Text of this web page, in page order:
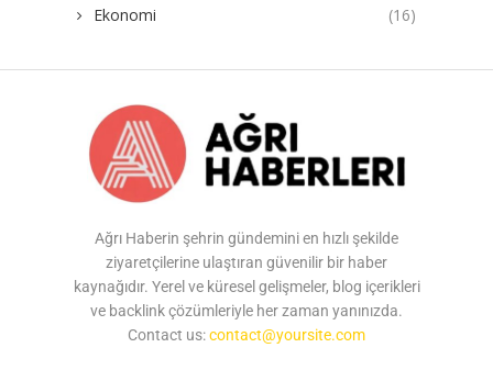
Ekonomi
(16)
Ağrı Haberin şehrin gündemini en hızlı şekilde
ziyaretçilerine ulaştıran güvenilir bir haber
kaynağıdır. Yerel ve küresel gelişmeler, blog içerikleri
ve backlink çözümleriyle her zaman yanınızda.
Contact us:contact@yoursite.com